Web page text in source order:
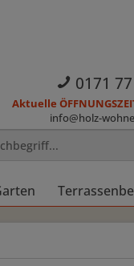
0171
Aktuelle
info@holz-